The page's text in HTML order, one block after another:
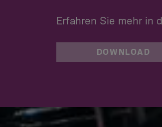
Erfahren Sie mehr in
DOWNLOAD